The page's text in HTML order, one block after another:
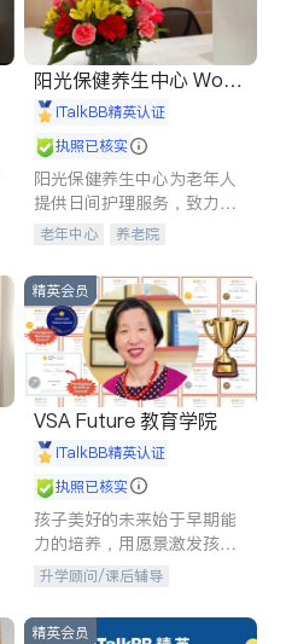
阳光保健养生中心 World
shine
iTalkBB精英认证
执照已核实
阳光保健养生中心为老年人
提供日间护理服务，致力于
通过持续的护理创新来有效
老年中心 养老院
精英会员
VSA Future 教育学院
iTalkBB精英认证
执照已核实
孩子美好的未来始于早期能
力的培养，用愿景激发孩子
的学习潜力和动力。理念：
拥有成长型心态是成功的基
石。
升学顾问/课后辅导
精英会员